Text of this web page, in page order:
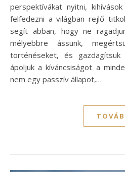
perspektívákat nyitni,
felfedezni a világban rejlő
segít abban, hogy ne
mélyebbre ássunk,
történéseket, és
ápoljuk a kíváncsiságot a
nem egy passzív állapot,…